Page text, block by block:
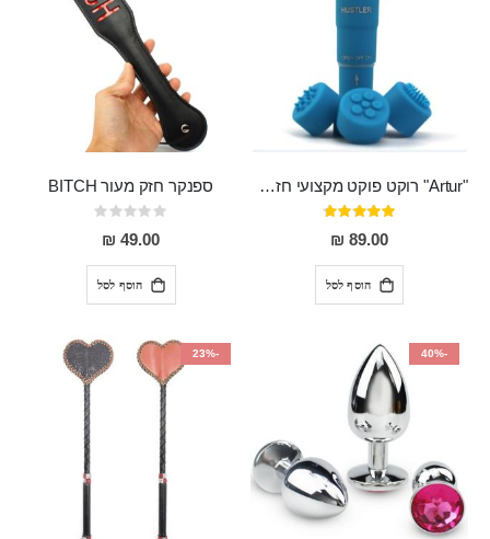
"Artur" רוקט פוקט מקצועי חזק במיוחד
דירוג:
95%
89.00 ₪
הוסף לסל
ספנקר חזק מעור BITCH
Rating:
0%
49.00 ₪
הוסף לסל
-40%
-23%